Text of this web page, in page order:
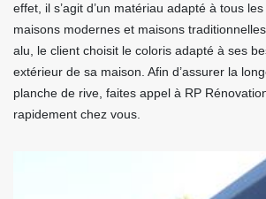
effet, il s’agit d’un matériau adapté à tous
maisons modernes et maisons
alu, le client choisit le coloris adapté à ses
extérieur de sa maison. Afin d’assurer la
planche de rive, faites appel à RP
rapidement chez vous.